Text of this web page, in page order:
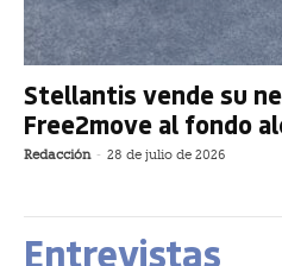
Stellantis vende su
Free2move al fondo
Redacción - 28 de julio de 2026
Entrevistas